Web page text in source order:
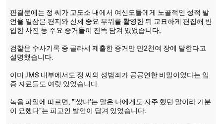
판결문에는 정 씨가 교도소 내에서 여신도들에게 노골적인 성적 발
언을 일삼은 편지와 신체 중요 부위를 촬영한 뒤 교묘하게 편집해 반
입한 사진 등 주요 증거들이 잔뜩 담겨 있었습니다.
검찰은 수사기록 중 골라서 제출한 증거만 만2천여 장에 달한다고
설명했습니다.
이미 JMS 내부에서도 정 씨의 성범죄가 공공연한 비밀이었다는 입
증 자료들도 여럿 있었습니다.
녹음 파일에 따르면, "'쌌냐'는 말은 나에게도 자주 했던 말이라 기분
이 묘했다"는 피고인 발언이 담겨 있었습니다.